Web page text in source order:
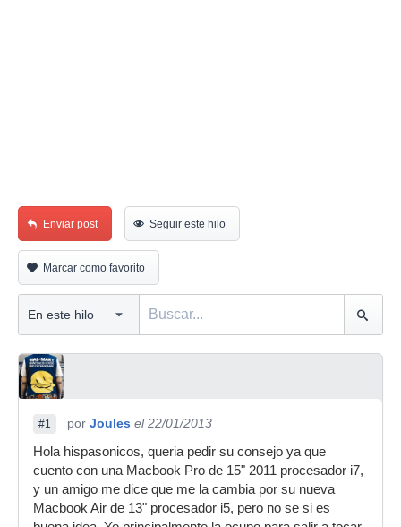
Enviar post Seguir este hilo
Marcar como favorito
#1 por Joules el 22/01/2013
Hola hispasonicos, queria pedir su consejo ya que
cuento con una Macbook Pro de 15" 2011 procesador i7,
y un amigo me dice que me la cambia por su nueva
Macbook Air de 13" procesador i5, pero no se si es